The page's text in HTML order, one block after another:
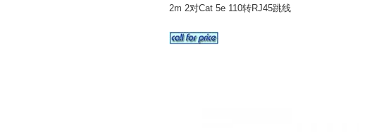
2m 2对Cat 5e 110转RJ45跳线